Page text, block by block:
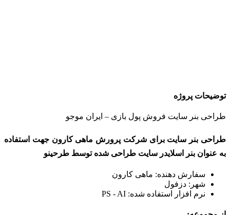
توضیحات پروژه
طراحی بنر سایت فروش پول بازی – ایران موجو
طراحی بنر سایت برای شرکت پرورش ماهی کارون جهت استفاده
به عنوان بنر اسلایدر سایت طراحی شده توسط طرحینو
سفارش دهنده: ماهی کارون
شهر: دزفول
نرم افزار استفاده شده: PS - AI